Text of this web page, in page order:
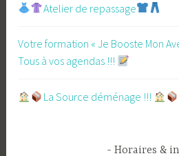
Atelier de repassage​
Votre formation « Je Booste Mon
Tous à vos agendas !!!
​La Source déménage !!!
Horaires &